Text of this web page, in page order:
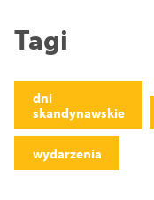
Tagi
dni
skandynawskie
wydarzenia